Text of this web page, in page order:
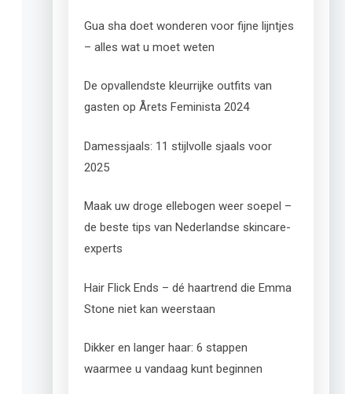
Gua sha doet wonderen voor fijne lijntjes
– alles wat u moet weten
De opvallendste kleurrijke outfits van
gasten op Årets Feminista 2024
Damessjaals: 11 stijlvolle sjaals voor
2025
Maak uw droge ellebogen weer soepel –
de beste tips van Nederlandse skincare-
experts
Hair Flick Ends – dé haartrend die Emma
Stone niet kan weerstaan
Dikker en langer haar: 6 stappen
waarmee u vandaag kunt beginnen